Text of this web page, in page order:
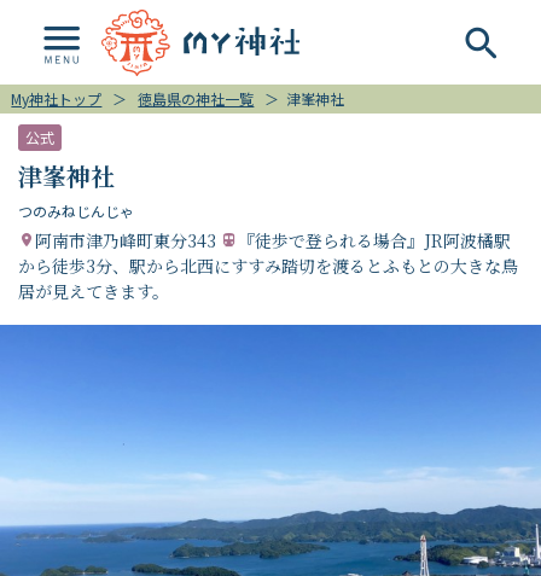
My神社トップ ＞ 徳島県の神社一覧 ＞ 津峯神社
公式
津峯神社
つのみねじんじゃ
阿南市津乃峰町東分343
『徒歩で登られる場合』JR阿波橘駅
から徒歩3分、駅から北西にすすみ踏切を渡るとふもとの大きな鳥
居が見えてきます。